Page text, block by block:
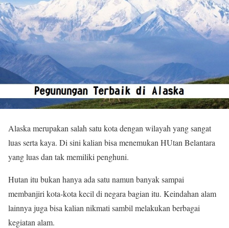
Alaska merupakan salah satu kota dengan wilayah yang sangat
luas serta kaya. Di sini kalian bisa menemukan HUtan Belantara
yang luas dan tak memiliki penghuni.
Hutan itu bukan hanya ada satu namun banyak sampai
membanjiri kota-kota kecil di negara bagian itu. Keindahan alam
lainnya juga bisa kalian nikmati sambil melakukan berbagai
kegiatan alam.